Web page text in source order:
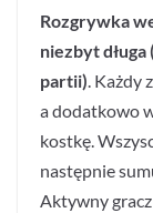
Rozgrywka
niezbyt długa
partii). Każdy
a dodatkowo
kostkę.
następnie
Aktywny